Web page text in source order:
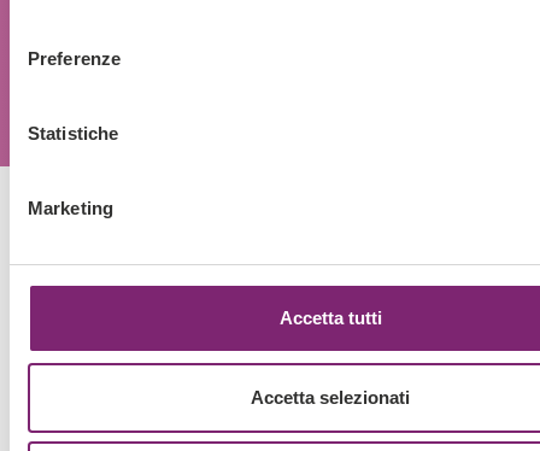
Preferenze
Statistiche
Marketing
Accetta tutti
Accetta selezionati
informativi, comunicazioni istituzionali e
Ho.Re.Ca. →
programmi loyalty
Con Deda Digital, la
piattaforma e-commerce
migliore è quella su